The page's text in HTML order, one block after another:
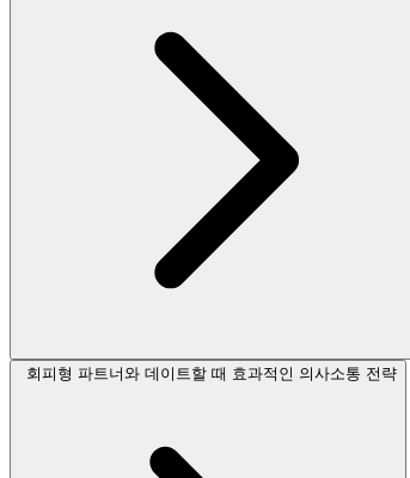
회피형 파트너와 데이트할 때 효과적인 의사소통 전략